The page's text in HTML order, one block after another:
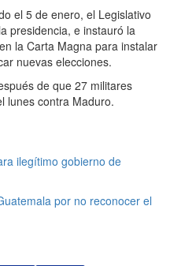
el 5 de enero, el Legislativo
presidencia, e instauró la
la Carta Magna para instalar
nuevas elecciones.
de que 27 militares
lunes contra Maduro.
ilegítimo gobierno de
por no reconocer el